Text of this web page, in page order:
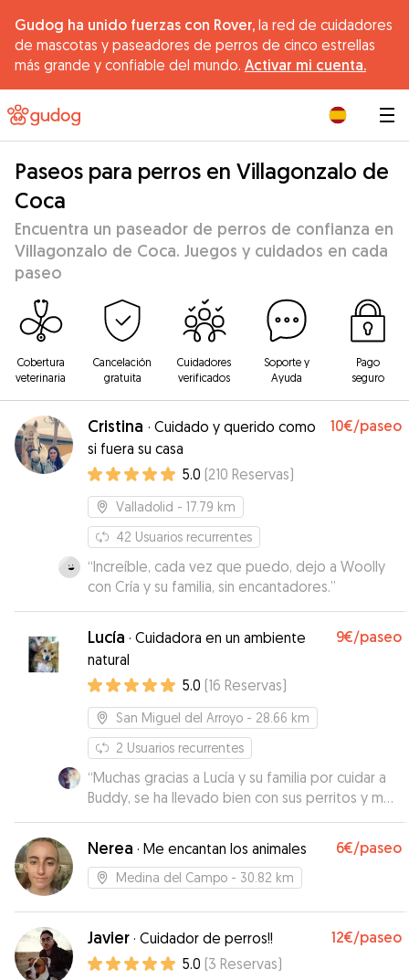
Gudog ha unido fuerzas con Rover, la red de cuidadores
de mascotas y paseadores de perros de cinco estrellas
más grande y confiable del mundo. Activar mi cuenta.
Paseos para perros en Villagonzalo de
Coca
Encuentra un paseador de perros de confianza en
Villagonzalo de Coca. Juegos y cuidados en cada
paseo
Cobertura
veterinaria
Cancelación
gratuita
Cuidadores
verificados
Soporte y
Ayuda
Pago
seguro
Cristina · Cuidado y querido como
si fuera su casa
10€/paseo
5.0 (210 Reservas)
Valladolid - 17.79 km
42 Usuarios recurrentes
“Increíble, cada vez que puedo, dejo a Woolly
con Cría y su familia, sin encantadores.”
Lucía · Cuidadora en un ambiente
natural
9€/paseo
5.0 (16 Reservas)
San Miguel del Arroyo - 28.66 km
2 Usuarios recurrentes
“Muchas gracias a Lucía y su familia por cuidar a
Buddy, se ha llevado bien con sus perritos y me
han ayudado con la gestión de buddy y su
gatito asiq contenta, repetiremos!
Nerea · Me encantan los animales 6€/paseo
Medina del Campo - 30.82 km
Javier · Cuidador de perros!! 12€/paseo
5.0 (3 Reservas)